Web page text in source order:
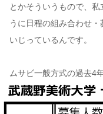
とかそういうもので、
うに日程の組み合わせ
いじっているんです。
ムサビ一般方式の過去4